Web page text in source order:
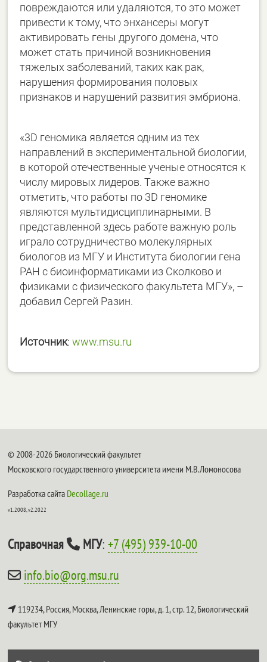
повреждаются или удаляются, то это может
привести к тому, что энхансеры могут
активировать гены другого домена, что
может стать причиной возникновения
тяжелых заболеваний, таких как рак,
нарушения формирования половых
признаков и нарушений развития эмбриона.
«3D геномика является одним из тех
направлений в экспериментальной биологии,
в которой отечественные ученые относятся к
числу мировых лидеров. Также важно
отметить, что работы по 3D геномике
являются мультидисциплинарными. В
представленной здесь работе важную роль
играло сотрудничество молекулярных
биологов из МГУ и Института биологии гена
РАН с биоинформатиками из Сколково и
физиками с физического факультета МГУ», –
добавил Сергей Разин.
Источник:www.msu.ru
© 2008-2026 Биологический факультет
Московского государственного университета имени М.В.Ломоносова
Разработка сайта Decollage.ru
v1.2008, v2.2022
Справочная МГУ:+7 (495) 939-10-00
info.bio@org.msu.ru
119234, Россия, Москва, Ленинские горы, д. 1, стр. 12,Биологический
факультет МГУ